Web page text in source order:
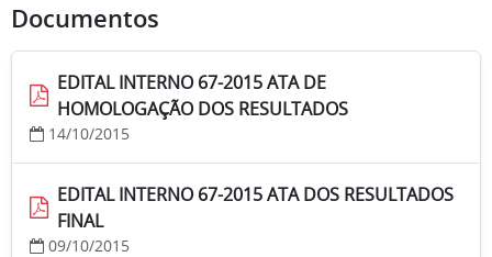
Documentos
EDITAL INTERNO 67-2015 ATA DE
HOMOLOGAÇÃO DOS RESULTADOS
14/10/2015
EDITAL INTERNO 67-2015 ATA DOS RESULTADOS
FINAL
09/10/2015